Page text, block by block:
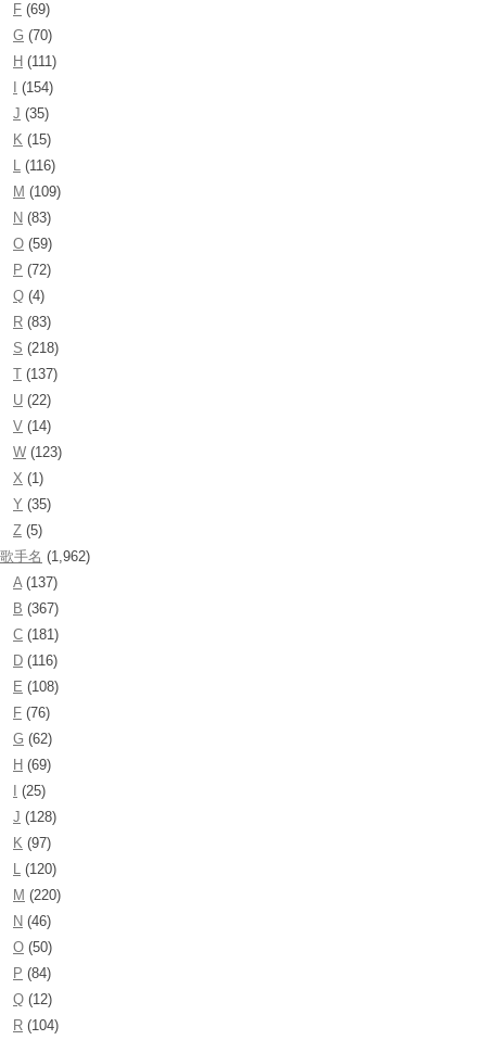
F (69)
G (70)
H (111)
(154)
J (35)
K (15)
L (116)
M (109)
N (83)
O (59)
P (72)
Q (4)
R (83)
S (218)
T (137)
U (22)
V (14)
W (123)
X (1)
Y (35)
Z (5)
歌手名 (1,962)
A(137)
B (367)
C (181)
D (116)
E (108)
F (76)
G (62)
H (69)
(25)
J (128)
K (97)
L (120)
M (220)
N (46)
O (50)
P (84)
Q (12)
R (104)